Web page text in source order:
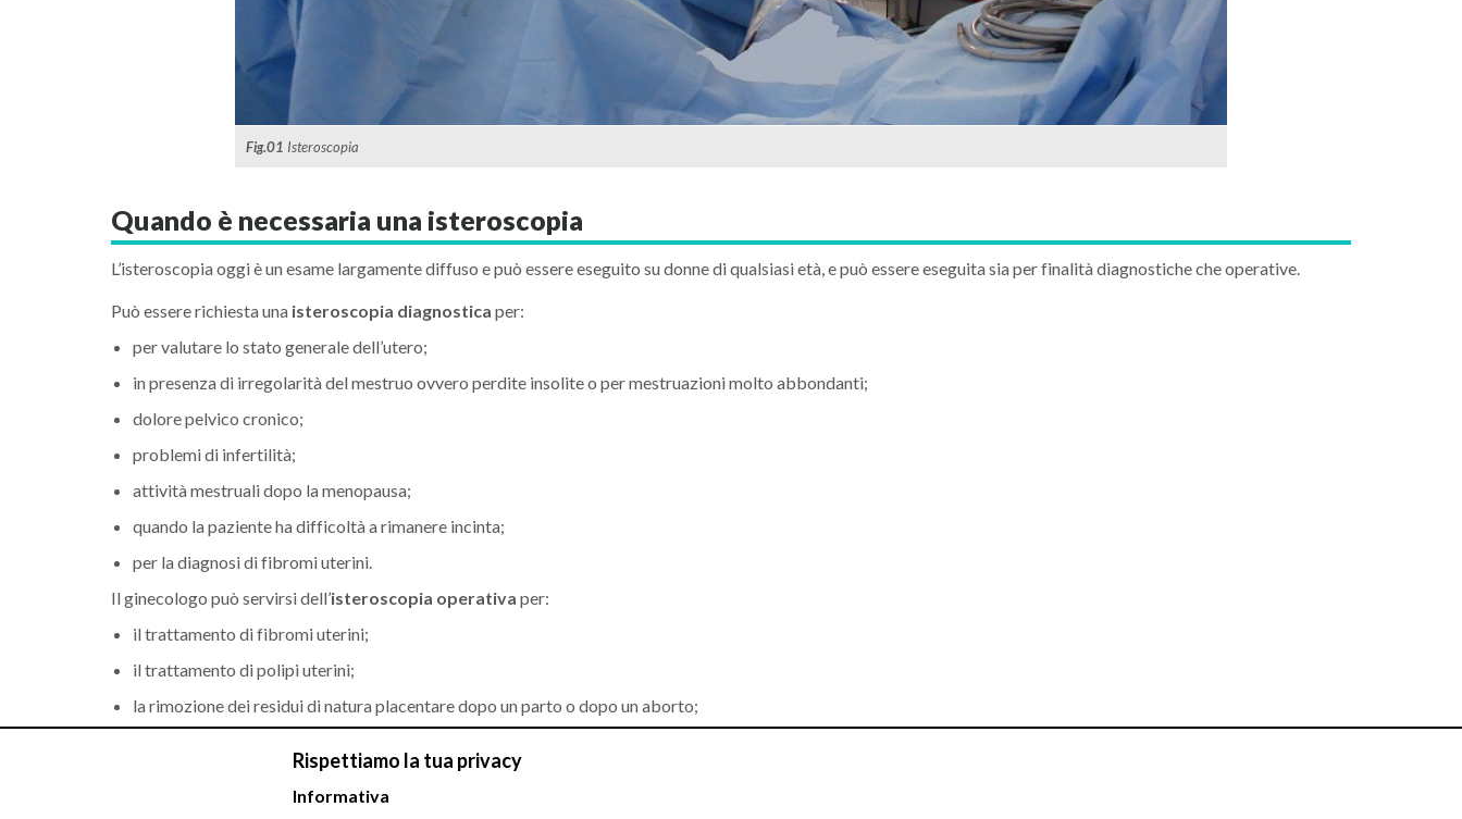
Rispettiamo la tua privacy
Informativa
Fig.01 Isteroscopia
Quando è necessaria una isteroscopia
L’isteroscopia oggi è un esame largamente diffuso e può essere eseguito su donne di qualsiasi età, e può essere eseguita sia per finalità diagnostiche che operative.
Può essere richiesta una isteroscopia diagnostica per:
per valutare lo stato generale dell’utero;
in presenza di irregolarità del mestruo ovvero perdite insolite o per mestruazioni molto abbondanti;
dolore pelvico cronico;
problemi di infertilità;
attività mestruali dopo la menopausa;
quando la paziente ha difficoltà a rimanere incinta;
per la diagnosi di fibromi uterini.
Il ginecologo può servirsi dell’isteroscopia operativa per:
il trattamento di fibromi uterini;
il trattamento di polipi uterini;
la rimozione dei residui di natura placentare dopo un parto o dopo un aborto;
la contraccezione permanente ovvero la chiusura delle tube o sterilizzazione tubarica.